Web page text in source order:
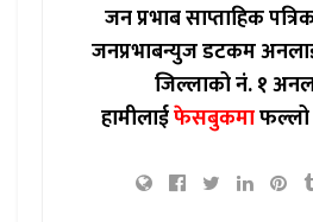
जन प्रभाब साप्ताहिक
जनप्रभाबन्युज डटकम
जिल्लाको नं. १
हामीलाईफेसबुकमाफल्लो